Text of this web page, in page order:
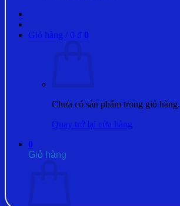
Giỏ hàng / 0 ₫ 0
Chưa có sản phẩm trong giỏ hàng.
Quay trở lại cửa hàng
0
Giỏ hàng